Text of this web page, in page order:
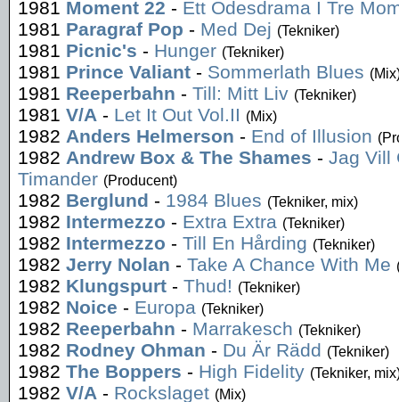
1981 Moment 22 - Ett Ödesdrama I Tre
1981 Paragraf Pop - Med Dej (Tekniker)
1981 Picnic's - Hunger (Tekniker)
1981 Prince Valiant - Sommerlath Blues
1981 Reeperbahn - Till: Mitt Liv (Tekniker)
1981 V/A - Let It Out Vol.II (Mix)
1982 Anders Helmerson - End of Illusion
1982 Andrew Box & The Shames - Jag Vill
Timander (Producent)
1982 Berglund - 1984 Blues (Tekniker, mix)
1982 Intermezzo - Extra Extra (Tekniker)
1982 Intermezzo - Till En Hårding (Tekniker)
1982 Jerry Nolan - Take A Chance With Me
1982 Klungspurt - Thud! (Tekniker)
1982 Noice - Europa (Tekniker)
1982 Reeperbahn - Marrakesch (Tekniker)
1982 Rodney Ohman - Du Är Rädd (Tekniker)
1982 The Boppers - High Fidelity (Tekniker,
1982 V/A - Rockslaget (Mix)